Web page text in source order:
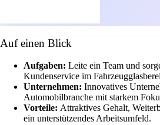
Auf einen Blick
Aufgaben: Leite ein Team und
Kundenservice im
Unternehmen: Innovatives
Automobilbranche mit starkem
Vorteile: Attraktives Gehalt,
ein unterstützendes Arbeitsumfeld.